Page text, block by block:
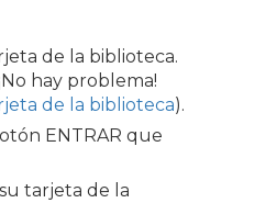
de la biblioteca.
hay problema!
de la biblioteca).
ENTRAR que
tarjeta de la